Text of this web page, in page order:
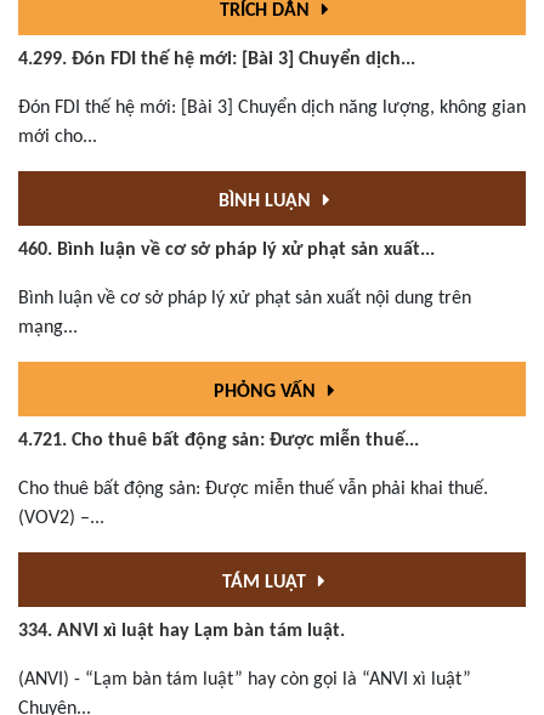
TRÍCH DẪN
4.299. Đón FDI thế hệ mới: [Bài 3] Chuyển dịch...
Đón FDI thế hệ mới: [Bài 3] Chuyển dịch năng lượng, không gian
mới cho...
BÌNH LUẬN
460. Bình luận về cơ sở pháp lý xử phạt sản xuất...
Bình luận về cơ sở pháp lý xử phạt sản xuất nội dung trên
mạng...
PHỎNG VẤN
4.721. Cho thuê bất động sản: Được miễn thuế...
Cho thuê bất động sản: Được miễn thuế vẫn phải khai thuế.
(VOV2) –...
TÁM LUẬT
334. ANVI xì luật hay Lạm bàn tám luật.
(ANVI) - “Lạm bàn tám luật” hay còn gọi là “ANVI xì luật”
Chuyên...